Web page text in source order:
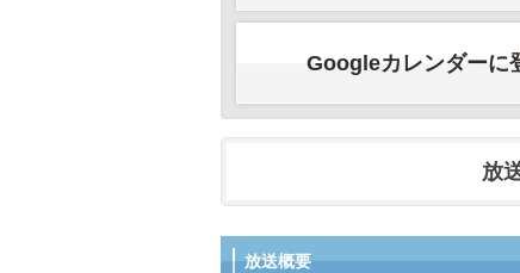
Googleカレンダーに
放
放送概要